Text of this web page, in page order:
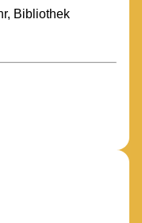
Bibliothek